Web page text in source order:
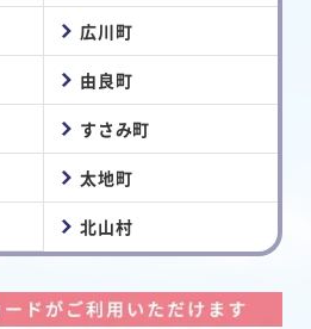
広川町
由良町
すさみ町
太地町
北山村